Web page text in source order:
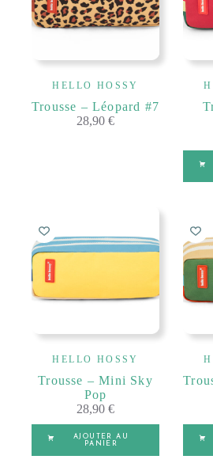
HELLO HOSSY
Trousse – Léopard #7
28,90€
HELLO HOSSY
Trousse – Mini Sky
Pop
28,90€
AJOUTER AU
PANIER